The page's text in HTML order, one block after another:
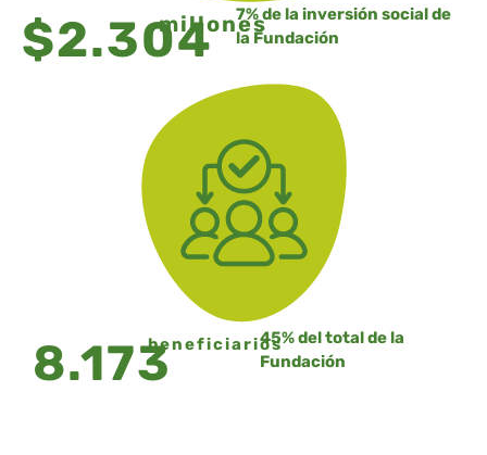
$2.304millones7% de la inversión social de
la Fundación
8.173beneficiarios45% del total de la
Fundación